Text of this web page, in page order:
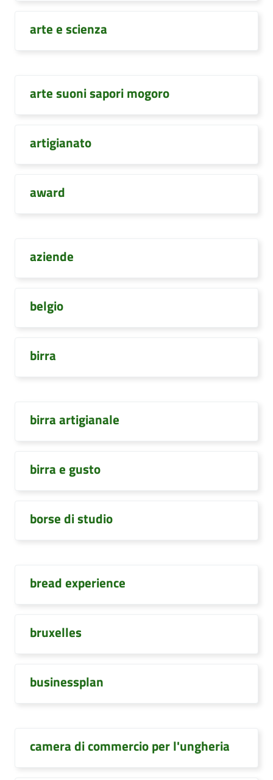
arte e scienza
arte suoni sapori mogoro
artigianato
award
aziende
belgio
birra
birra artigianale
birra e gusto
borse di studio
bread experience
bruxelles
businessplan
camera di commercio per l'ungheria